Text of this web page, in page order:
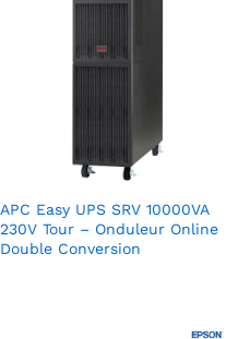
APC Easy UPS SRV 10000VA
230V Tour – Onduleur Online
Double Conversion